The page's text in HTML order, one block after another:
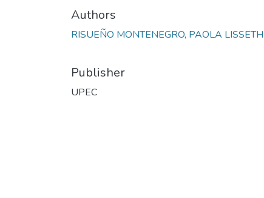
Authors
RISUEÑO MONTENEGRO, PAOLA LISSETH
Publisher
UPEC